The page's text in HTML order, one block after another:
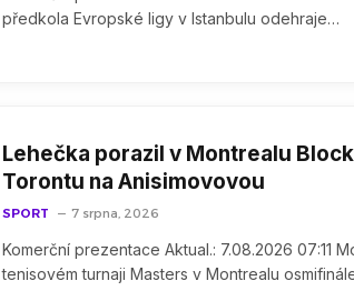
předkola Evropské ligy v Istanbulu odehraje…
Lehečka porazil v Montrealu
Torontu na Anisimovovou
SPORT 7 srpna, 2026
Komerční prezentace Aktual.: 7.08.2026 07:11
tenisovém turnaji Masters v Montrealu